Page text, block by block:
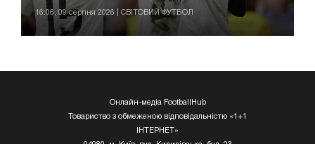
16:06, 09 серпня 2026 | СВІТОВИЙ ФУТБОЛ
Онлайн-медіа FootballHub
Товариство з обмеженою відповідальністю «1+1
ІНТЕРНЕТ»